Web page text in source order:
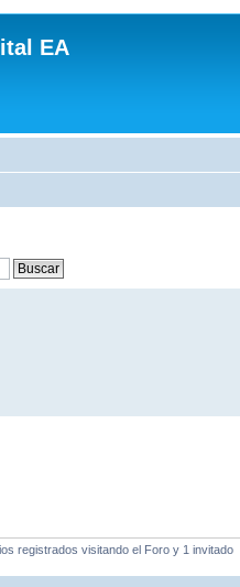
EA
registrados visitando el Foro y 1 invitado